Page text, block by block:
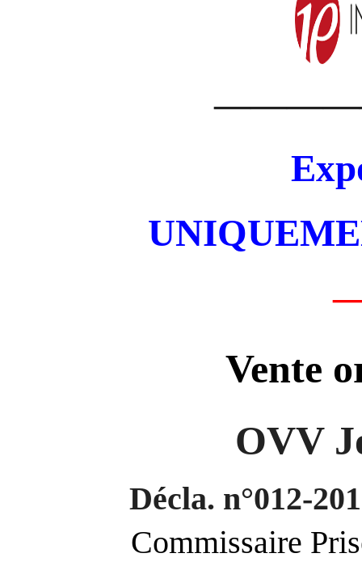
Vente
OVV
Décla. n°012-
Commissaire